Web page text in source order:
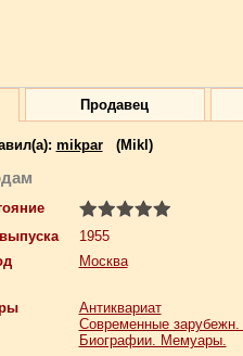
Продавец
mikpar (Mikl)
1955
Москва
Антиквариат
Современные зарубежн.
Биографии. Мемуары.